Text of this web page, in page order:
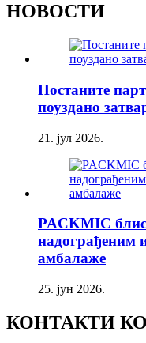
НОВОСТИ
Постаните
поуздано
21. јул 2026.
PACKMIC
надограђеним
амбалаже
25. јун 2026.
КОНТАКТИ